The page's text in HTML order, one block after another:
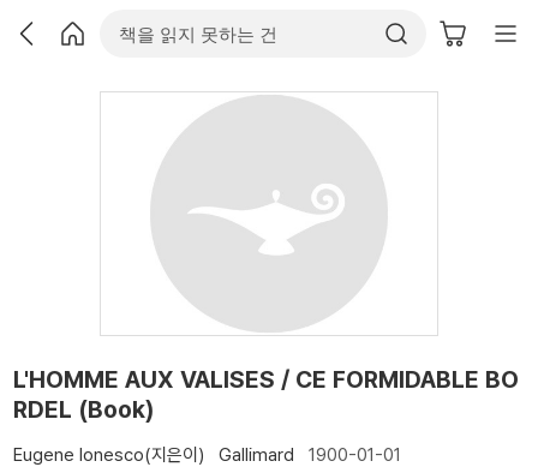
L'HOMME AUX VALISES / CE FORMIDABLE BO
RDEL (Book)
Eugene Ionesco(지은이) Gallimard 1900-01-01